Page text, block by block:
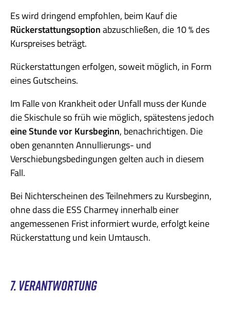
Es wird dringend empfohlen, beim Kauf die
Rückerstattungsoptionabzuschließen, die 10 % des
Kurspreises beträgt.
Rückerstattungen erfolgen, soweit möglich, in Form
eines Gutscheins.
Im Falle von Krankheit oder Unfall muss der Kunde
die Skischule so früh wie möglich, spätestens jedoch
eine Stunde vor Kursbeginn, benachrichtigen. Die
oben genannten Annullierungs- und
Verschiebungsbedingungen gelten auch in diesem
Fall.
Bei Nichterscheinen des Teilnehmers zu Kursbeginn,
ohne dass die ESS Charmey innerhalb einer
angemessenen Frist informiert wurde, erfolgt keine
Rückerstattung und kein Umtausch.
7. VERANTWORTUNG